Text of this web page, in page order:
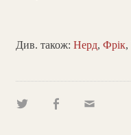
Див. також: Нерд, Фрік,